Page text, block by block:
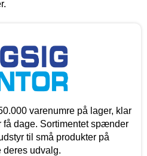
varenumre på lager, klar
få dage. Sortimentet spænder
til små produkter på
deres udvalg.